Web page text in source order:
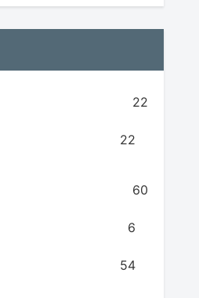
22
22
60
6
54